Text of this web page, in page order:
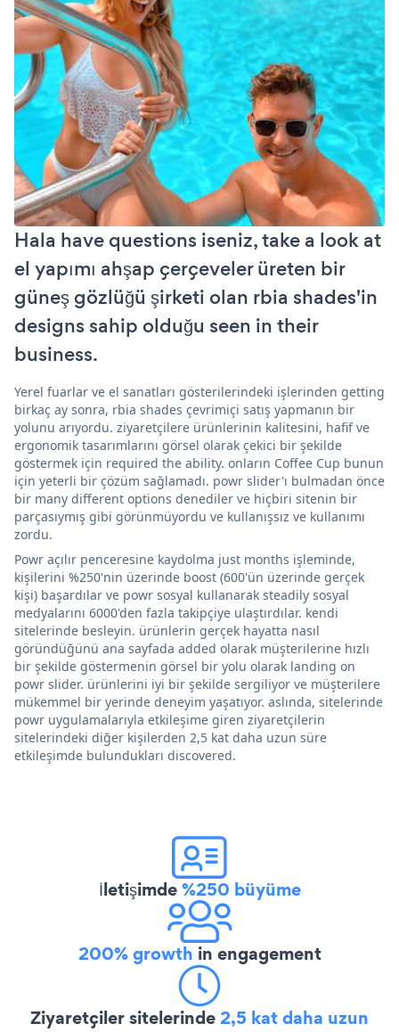
Hala have questions iseniz, take a look at
el yapımı ahşap çerçeveler üreten bir
güneş gözlüğü şirketi olan rbia shades'in
designs sahip olduğu seen in their
business.
Yerel fuarlar ve el sanatları gösterilerindeki işlerinden getting
birkaç ay sonra, rbia shades çevrimiçi satış yapmanın bir
yolunu arıyordu. ziyaretçilere ürünlerinin kalitesini, hafif ve
ergonomik tasarımlarını görsel olarak çekici bir şekilde
göstermek için required the ability. onların Coffee Cup bunun
için yeterli bir çözüm sağlamadı. powr slider'ı bulmadan önce
bir many different options denediler ve hiçbiri sitenin bir
parçasıymış gibi görünmüyordu ve kullanışsız ve kullanımı
zordu.
Powr açılır penceresine kaydolma just months işleminde,
kişilerini %250'nin üzerinde boost (600'ün üzerinde gerçek
kişi) başardılar ve powr sosyal kullanarak steadily sosyal
medyalarını 6000'den fazla takipçiye ulaştırdılar. kendi
sitelerinde besleyin. ürünlerin gerçek hayatta nasıl
göründüğünü ana sayfada added olarak müşterilerine hızlı
bir şekilde göstermenin görsel bir yolu olarak landing on
powr slider. ürünlerini iyi bir şekilde sergiliyor ve müşterilere
mükemmel bir yerinde deneyim yaşatıyor. aslında, sitelerinde
powr uygulamalarıyla etkileşime giren ziyaretçilerin
sitelerindeki diğer kişilerden 2,5 kat daha uzun süre
etkileşimde bulundukları discovered.
İletişimde%250 büyüme
200% growth in engagement
Ziyaretçiler sitelerinde2,5 kat daha uzun